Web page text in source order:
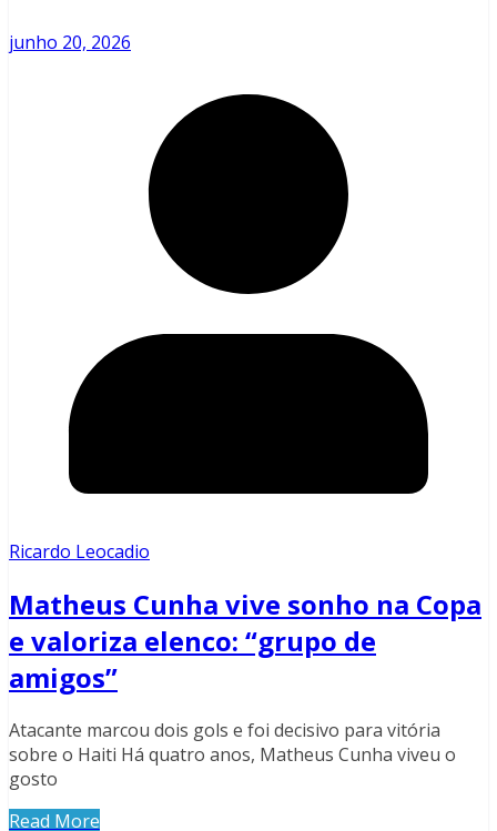
junho 20, 2026
Ricardo Leocadio
Matheus Cunha vive sonho na Copa
e valoriza elenco: “grupo de
amigos”
Atacante marcou dois gols e foi decisivo para vitória
sobre o Haiti Há quatro anos, Matheus Cunha viveu o
gosto
Read More